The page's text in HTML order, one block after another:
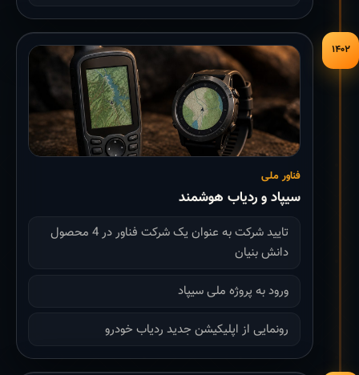
۱۴۰۲
فناور ملی
سیپاد و ردیاب هوشمند
تایید شرکت به عنوان یک شرکت فناور در 4 محصول
دانش بنیان
ورود به پروژه ملی سیپاد
رونمایی از اپلیکیشن جدید ردیاب خودرو